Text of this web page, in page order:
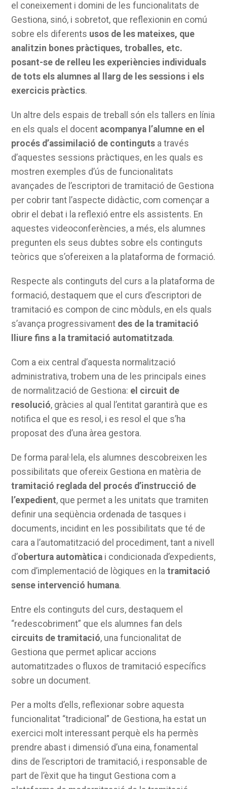
el coneixement i domini de les funcionalitats de
Gestiona, sinó, i sobretot, que reflexionin en comú
sobre els diferents usos de les mateixes, que
analitzin bones pràctiques, troballes, etc.
posant-se de relleu les experiències individuals
de tots els alumnes al llarg de les sessions i els
exercicis pràctics.
Un altre dels espais de treball són els tallers en línia
en els quals el docent acompanya l’alumne en el
procés d’assimilació de continguts a través
d’aquestes sessions pràctiques, en les quals es
mostren exemples d’ús de funcionalitats
avançades de l’escriptori de tramitació de Gestiona
per cobrir tant l’aspecte didàctic, com començar a
obrir el debat i la reflexió entre els assistents. En
aquestes videoconferències, a més, els alumnes
pregunten els seus dubtes sobre els continguts
teòrics que s’ofereixen a la plataforma de formació.
Respecte als continguts del curs a la plataforma de
formació, destaquem que el curs d’escriptori de
tramitació es compon de cinc mòduls, en els quals
s’avança progressivament des de la tramitació
lliure fins a la tramitació automatitzada.
Com a eix central d’aquesta normalització
administrativa, trobem una de les principals eines
de normalització de Gestiona: el circuit de
resolució, gràcies al qual l’entitat garantirà que es
notifica el que es resol, i es resol el que s’ha
proposat des d’una àrea gestora.
De forma paral·lela, els alumnes descobreixen les
possibilitats que ofereix Gestiona en matèria de
tramitació reglada del procés d’instrucció de
l’expedient, que permet a les unitats que tramiten
definir una seqüència ordenada de tasques i
documents, incidint en les possibilitats que té de
cara a l’automatització del procediment, tant a nivell
d’obertura automàtica i condicionada d’expedients,
com d’implementació de lògiques en latramitació
sense intervenció humana.
Entre els continguts del curs, destaquem el
“redescobriment” que els alumnes fan dels
circuits de tramitació, una funcionalitat de
Gestiona que permet aplicar accions
automatitzades o fluxos de tramitació específics
sobre un document.
Per a molts d’ells, reflexionar sobre aquesta
funcionalitat “tradicional” de Gestiona, ha estat un
exercici molt interessant perquè els ha permès
prendre abast i dimensió d’una eina, fonamental
dins de l’escriptori de tramitació, i responsable de
part de l’èxit que ha tingut Gestiona com a